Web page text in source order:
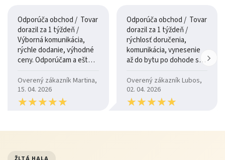
Konštrukcia a komfort
Kreslo ROYAL je pevne postavené s kvalitným čalúnením,
ktoré poskytuje pohodlie a ergonomickú podporu.
Vysoké operadlo a “uši” zaisťujú pocit súkromia a komfort
pri dlhšom sedení.
Odporúča obchod / Tovar
dorazil za 1 týždeň /
Výborná komunikácia,
rýchle dodanie, výhodné
ceny. Odporúčam a ešte
Overený zákazník Martina,
15. 04. 2026
★★★★★
★★★★★
Odporúča obchod / Tovar
dorazil za 1 týždeň /
rýchlosť doručenia,
komunikácia, vynesenie
až do bytu po dohode so
Overený zákazník Lubos,
02. 04. 2026
★★★★★
★★★★★